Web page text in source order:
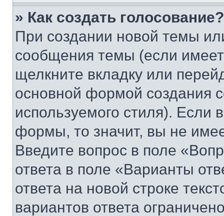
» Как создать голосование?
При создании новой темы
сообщения темы (если
щелкните вкладку или
основной формой создания
используемого стиля). Если
формы, то значит, вы не
Введите вопрос в поле
ответа в поле «Варианты
ответа на новой строке
вариантов ответа